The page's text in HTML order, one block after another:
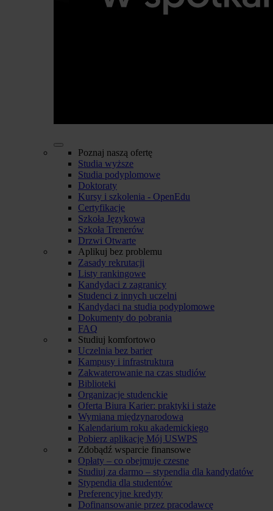
Poznaj naszą ofertę
Studia wyższe
Studia podyplomowe
Doktoraty
Kursy i szkolenia - OpenEdu
Certyfikacje
Szkoła Językowa
Szkoła Trenerów
Drzwi Otwarte
Aplikuj bez problemu
Zasady rekrutacji
Listy rankingowe
Kandydaci z zagranicy
Studenci z innych uczelni
Kandydaci na studia podyplomowe
Dokumenty do pobrania
FAQ
Studiuj komfortowo
Uczelnia bez barier
Kampusy i infrastruktura
Zakwaterowanie na czas studiów
Biblioteki
Organizacje studenckie
Oferta Biura Karier: praktyki i staże
Wymiana międzynarodowa
Kalendarium roku akademickiego
Pobierz aplikację Mój USWPS
Zdobądź wsparcie finansowe
Opłaty – co obejmuje czesne
Studiuj za darmo – stypendia dla kandydatów
Stypendia dla studentów
Preferencyjne kredyty
Dofinansowanie przez pracodawcę